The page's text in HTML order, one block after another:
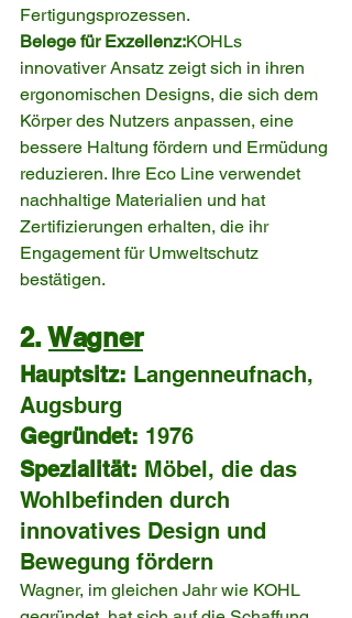
Fertigungsprozessen.
Belege für Exzellenz:KOHLs
innovativer Ansatz zeigt sich in ihren
ergonomischen Designs, die sich dem
Körper des Nutzers anpassen, eine
bessere Haltung fördern und Ermüdung
reduzieren. Ihre Eco Line verwendet
nachhaltige Materialien und hat
Zertifizierungen erhalten, die ihr
Engagement für Umweltschutz
bestätigen.
2. Wagner
Hauptsitz: Langenneufnach,
Augsburg
Gegründet: 1976
Spezialität: Möbel, die das
Wohlbefinden durch
innovatives Design und
Bewegung fördern
Wagner, im gleichen Jahr wie KOHL